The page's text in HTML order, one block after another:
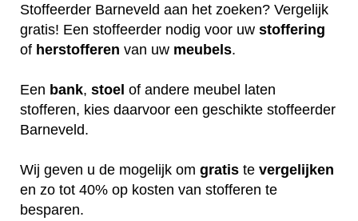
Stoffeerder Barneveld aan het zoeken? Vergelijk
gratis! Een stoffeerder nodig voor uw stoffering
of herstofferen van uw meubels.
Een bank, stoel of andere meubel laten
stofferen, kies daarvoor een geschikte stoffeerder
Barneveld.
Wij geven u de mogelijk om gratis te vergelijken
en zo tot 40% op kosten van stofferen te
besparen.